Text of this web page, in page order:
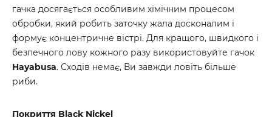
гачка досягається особливим хімічним процесом
обробки, який робить заточку жала досконалим і
формує концентричне вістрі. Для кращого, швидкого і
безпечного лову кожного разу використовуйте гачок
Hayabusa. Сходів немає, Ви завжди ловіть більше
риби.
Покриття Black Nickel